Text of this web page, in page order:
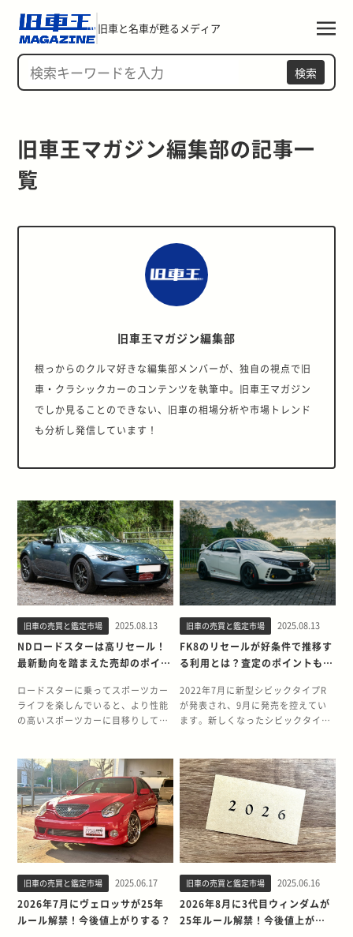
旧車と名車が甦るメディア
検索
旧車王マガジン編集部の記事一
覧
旧車王マガジン編集部
根っからのクルマ好きな編集部メンバーが、独自の視点で旧
車・クラシックカーのコンテンツを執筆中。旧車王マガジン
でしか見ることのできない、旧車の相場分析や市場トレンド
も分析し発信しています！
旧車の売買と鑑定市場 2025.08.13
NDロードスターは高リセール！
最新動向を踏まえた売却のポイン
ロードスターに乗ってスポーツカー
ライフを楽しんでいると、より性能
の高いスポーツカーに目移りしてし
セールバリュー。そこでこの記事で
は、NDロードスターのリセールに
ついて最新の動向をお伝えします。
さらに高いリセールを出すためのポ
イントも紹介していますので、ぜひ
最後までご覧ください。 NDロード
スターとは NDロードスターは、マ
ーのスポーツカーです。人馬一体を
表現したモデルとして、多くのクル
マ好きから支持されています。その
旧車の売買と鑑定市場 2025.08.13
FK8のリセールが好条件で推移す
る利用とは？査定のポイントも解
2022年7月に新型シビックタイプR
が発表され、9月に発売を控えてい
ます。新しくなったシビックタイプ
が自然と高まるクルマに仕上がって
います。現オーナーとしては「今乗
ってるFK8のリセールバリューって
どのくらい？」と気になるところで
しょう。そこでこの記事では、シビ
ックタイプRの歴史を振り返りなが
ら、FK8のリセール動向と、査定を
ます。ぜひ最後までご覧ください。
シビックタイプRとは 1997年に発
売されたホンダを代表するFF方式の
旧車の売買と鑑定市場 2025.06.17
2026年7月にヴェロッサが25年
ルール解禁！今後値上がりする？
旧車の売買と鑑定市場 2025.06.16
2026年8月に3代目ウィンダムが
25年ルール解禁！今後値上がり